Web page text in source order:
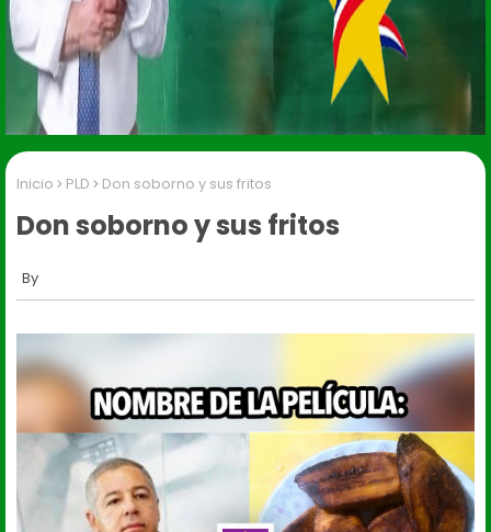
Inicio PLD Don soborno y sus fritos
Don soborno y sus fritos